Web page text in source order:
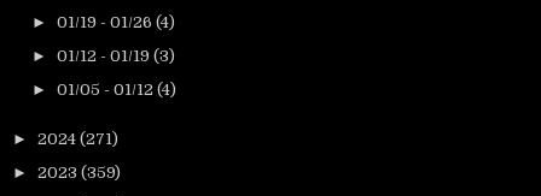
► 01/19 - 01/26 (4)
► 01/12 - 01/19 (3)
► 01/05 - 01/12 (4)
► 2024 (271)
► 2023 (359)